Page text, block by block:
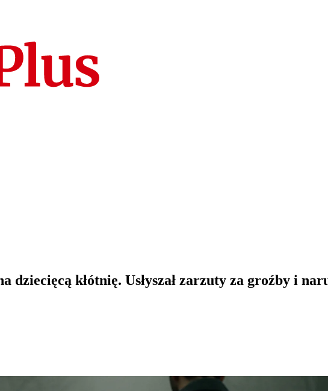
dziecięcą kłótnię. Usłyszał zarzuty za groźby i